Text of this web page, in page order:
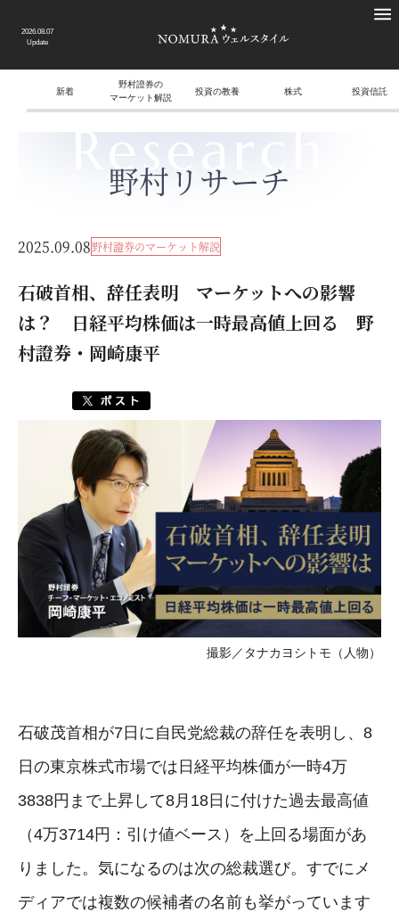
2026.08.07
Update
新着
野村證券の
マーケット解説
投資の教養 株式 投資信託
Research
野村リサーチ
2025.09.08野村證券のマーケット解説
石破首相、辞任表明 マーケットへの影響
は？ 日経平均株価は一時最高値上回る 野
村證券・岡崎康平
撮影／タナカヨシトモ（人物）
石破茂首相が7日に自民党総裁の辞任を表明し、8
日の東京株式市場では日経平均株価が一時4万
3838円まで上昇して8月18日に付けた過去最高値
（4万3714円：引け値ベース）を上回る場面があ
りました。気になるのは次の総裁選び。すでにメ
ディアでは複数の候補者の名前も挙がっています